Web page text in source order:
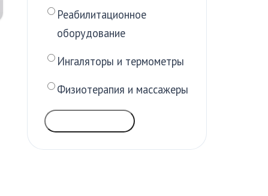
Реабилитационное
оборудование
Ингаляторы и термометры
Физиотерапия и массажеры